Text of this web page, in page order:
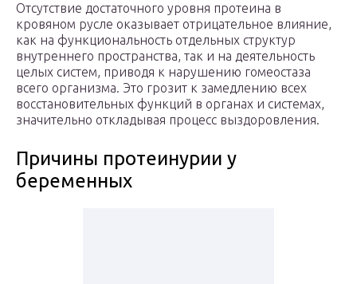
Отсутствие достаточного уровня протеина в
кровяном русле оказывает отрицательное влияние,
как на функциональность отдельных структур
внутреннего пространства, так и на деятельность
целых систем, приводя к нарушению гомеостаза
всего организма. Это грозит к замедлению всех
восстановительных функций в органах и системах,
значительно откладывая процесс выздоровления.
Причины протеинурии у
беременных